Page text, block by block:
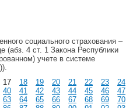
социального страхования –
(абз. 4 ст. 1 Закона Республики
учете в системе
17 18 19 20 21 22 23
24
40 41 42 43 44 45 46
47
63 64 65 66 67 68 69
70